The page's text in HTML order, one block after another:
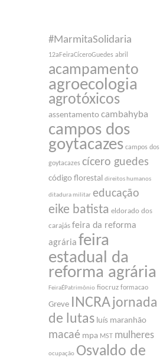
#MarmitaSolidaria
12aFeiraCíceroGuedes abril
acampamento
agroecologia
agrotóxicos
assentamento cambahyba
campos dos
goytacazes campos dos
goytacazes cícero guedes
código florestal direitos humanos
ditadura militar educação
eike batista eldorado dos
carajás feira da reforma
agrária feira
estadual da
reforma agrária
FeiraÉPatrimônio fiocruz formacao
Greve INCRA jornada
de lutas luís maranhão
macaé mpa MST mulheres
ocupação Osvaldo de